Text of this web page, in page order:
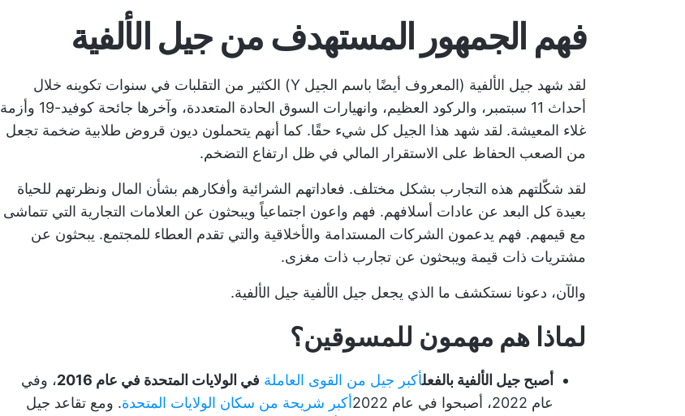
فهم الجمهور المستهدف من جيل الألفية
لقد شهد جيل الألفية (المعروف أيضًا باسم الجيل Y) الكثير من التقلبات في سنوات تكوينه خلال
أحداث 11 سبتمبر، والركود العظيم، وانهيارات السوق الحادة المتعددة، وآخرها جائحة كوفيد-19 وأزمة
غلاء المعيشة. لقد شهد هذا الجيل كل شيء حقًا. كما أنهم يتحملون ديون قروض طلابية ضخمة تجعل
من الصعب الحفاظ على الاستقرار المالي في ظل ارتفاع التضخم.
لقد شكّلتهم هذه التجارب بشكل مختلف. فعاداتهم الشرائية وأفكارهم بشأن المال ونظرتهم للحياة
بعيدة كل البعد عن عادات أسلافهم. فهم واعون اجتماعياً ويبحثون عن العلامات التجارية التي تتماشى
مع قيمهم. فهم يدعمون الشركات المستدامة والأخلاقية والتي تقدم العطاء للمجتمع. يبحثون عن
مشتريات ذات قيمة ويبحثون عن تجارب ذات مغزى.
والآن، دعونا نستكشف ما الذي يجعل جيل الألفية جيل الألفية.
لماذا هم مهمون للمسوقين؟
أصبح جيل الألفية بالفعلأكبر جيل من القوى العاملة في الولايات المتحدة في عام 2016
، وفي
عام 2022، أصبحوا في عام 2022
أكبر شريحة من سكان الولايات المتحدة. ومع تقاعد جيل